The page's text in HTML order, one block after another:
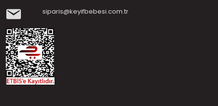
siparis@keyifbebesi.com.tr